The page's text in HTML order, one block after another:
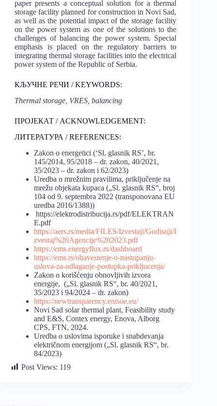
paper presents a conceptual solution for a thermal
storage facility planned for construction in Novi Sad,
as well as the potential impact of the storage facility
on the power system as one of the solutions to the
challenges of balancing the power system. Special
emphasis is placed on the regulatory barriers to
integrating thermal storage facilities into the electrical
power system of the Republic of Serbia.
КЉУЧНЕ РЕЧИ / KEYWORDS:
Thermal storage, VRES, balancing
ПРОЈЕКАТ / ACKNOWLEDGEMENT:
ЛИТЕРАТУРА / REFERENCES:
Zakon o energetici (‘Sl. glasnik RS’, br.
145/2014, 95/2018 – dr. zakon, 40/2021,
35/2023 – dr. zakon i 62/2023)
Uredba o mrežnim pravilima, priključenje na
mrežu objekata kupaca („Sl. glasnik RS“, broj
104 od 9. septembra 2022 (transponovana EU
uredba 2016/1388))
https://elektrodistribucija.rs/pdf/ELEKTRAN
E.pdf
https://aers.rs/media/FILES/Izvestaji/Godisnji/I
zvestaj%20Agencije%202023.pdf
https://ems.energyflux.rs/dashboard
https://ems.rs/obavestenje-o-nastupanju-
uslova-za-odlaganje-postupka-prikljucenja/
Zakon o korišćenju obnovljivih izvora
energije, („Sl. glasnik RS“, br. 40/2021,
35/2023 i 94/2024 – dr. zakon)
https://newtransparency.entsoe.eu/
Novi Sad solar thermal plant, Feasibility study
and E&S, Contex energy, Enova, Alborg
CPS, FTN, 2024.
Uredba o uslovima isporuke i snabdevanja
električnom energijom („Sl. glasnik RS“, br.
84/2023)
Post Views: 119